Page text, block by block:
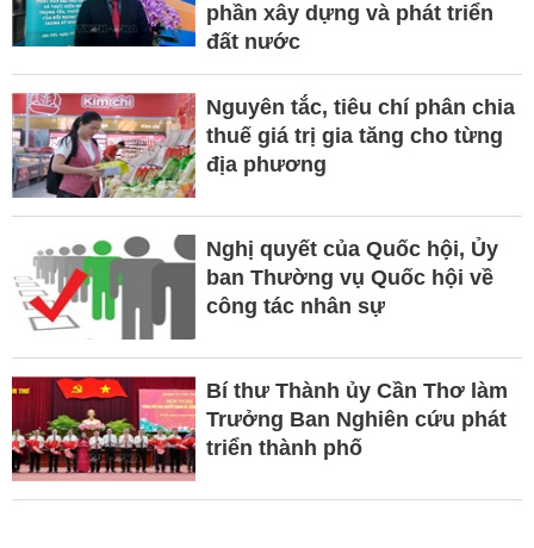
phần xây dựng và phát triển
đất nước
Nguyên tắc, tiêu chí phân chia
thuế giá trị gia tăng cho từng
địa phương
Nghị quyết của Quốc hội, Ủy
ban Thường vụ Quốc hội về
công tác nhân sự
Bí thư Thành ủy Cần Thơ làm
Trưởng Ban Nghiên cứu phát
triển thành phố